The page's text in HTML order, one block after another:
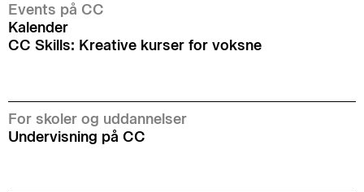
Events på CC
Kalender
CC Skills: Kreative kurser for voksne
For skoler og uddannelser
Undervisning på CC